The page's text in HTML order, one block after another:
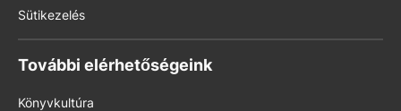
Sütikezelés
További elérhetőségeink
Könyvkultúra